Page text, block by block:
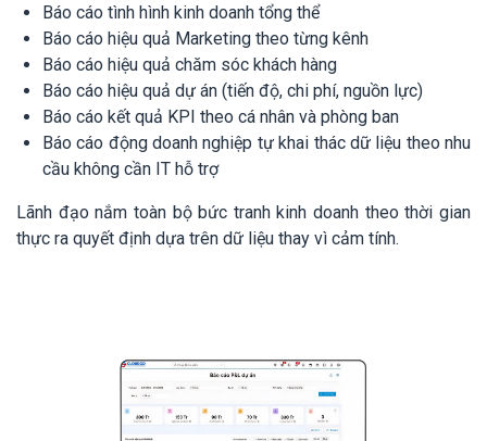
Báo cáo tình hình kinh doanh tổng thể
Báo cáo hiệu quả Marketing theo từng kênh
Báo cáo hiệu quả chăm sóc khách hàng
Báo cáo hiệu quả dự án (tiến độ, chi phí, nguồn lực)
Báo cáo kết quả KPI theo cá nhân và phòng ban
Báo cáo động doanh nghiệp tự khai thác dữ liệu theo nhu
cầu không cần IT hỗ trợ
Lãnh đạo nắm toàn bộ bức tranh kinh doanh theo thời gian
thực ra quyết định dựa trên dữ liệu thay vì cảm tính.